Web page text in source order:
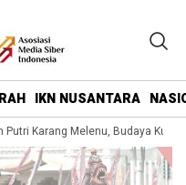
IKN NUSANTARA
Karang Melenu, Budaya Kutai